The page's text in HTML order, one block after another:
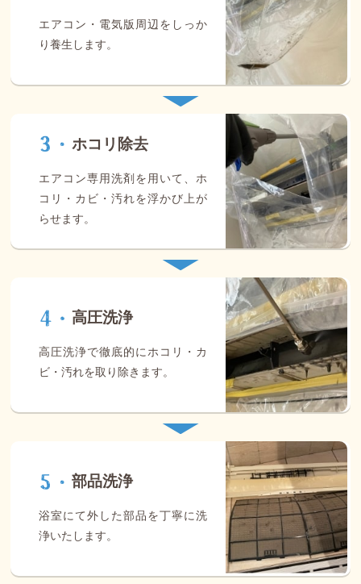
エアコン・電気版周辺をしっか
り養生します。
ホコリ除去
エアコン専用洗剤を用いて、ホ
コリ・カビ・汚れを浮かび上が
らせます。
高圧洗浄
高圧洗浄で徹底的にホコリ・カ
ビ・汚れを取り除きます。
部品洗浄
浴室にて外した部品を丁寧に洗
浄いたします。